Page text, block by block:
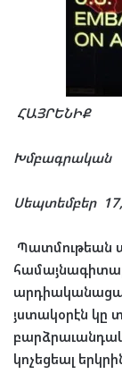
ՀԱՅՐԵՆԻՔ
Խմբագրական
Սեպտեմբեր17,
Պատմութեան
յստակօրէն կը
կոչեցեալ